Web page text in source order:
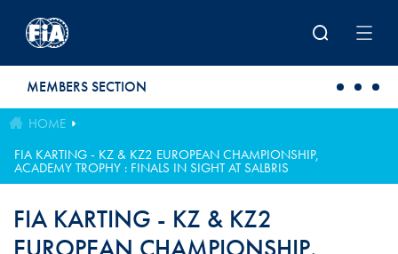
MEMBERS SECTION
HOME
FIA KARTING - KZ & KZ2 EUROPEAN CHAMPIONSHIP,
ACADEMY TROPHY : FINALS IN SIGHT AT SALBRIS
FIA KARTING - KZ & KZ2